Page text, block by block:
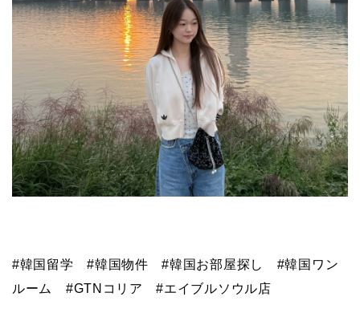
#韓国留学 #韓国物件 #韓国お部屋探し #韓国ワン
ルーム #GTNコリア #エイブルソウル店